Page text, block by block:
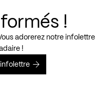
!
adorerez notre infolettre
!